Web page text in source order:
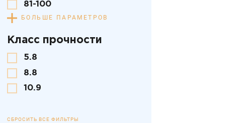
81-100
БОЛЬШЕ ПАРАМЕТРОВ
Класс прочности
5.8
8.8
10.9
СБРОСИТЬ ВСЕ ФИЛЬТРЫ